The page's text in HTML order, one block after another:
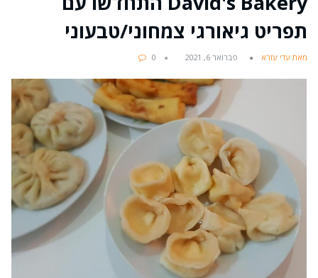
תפריט גיאורגי צמחוני/טבעוני
מאת עדי עזרא פברואר 6, 2021 0